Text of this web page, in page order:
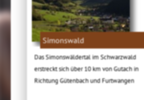
Simonswald
Das Simonswäldertal im Schwarzwald
erstreckt sich über 10 km von Gutach in
Richtung Gütenbach und Furtwangen